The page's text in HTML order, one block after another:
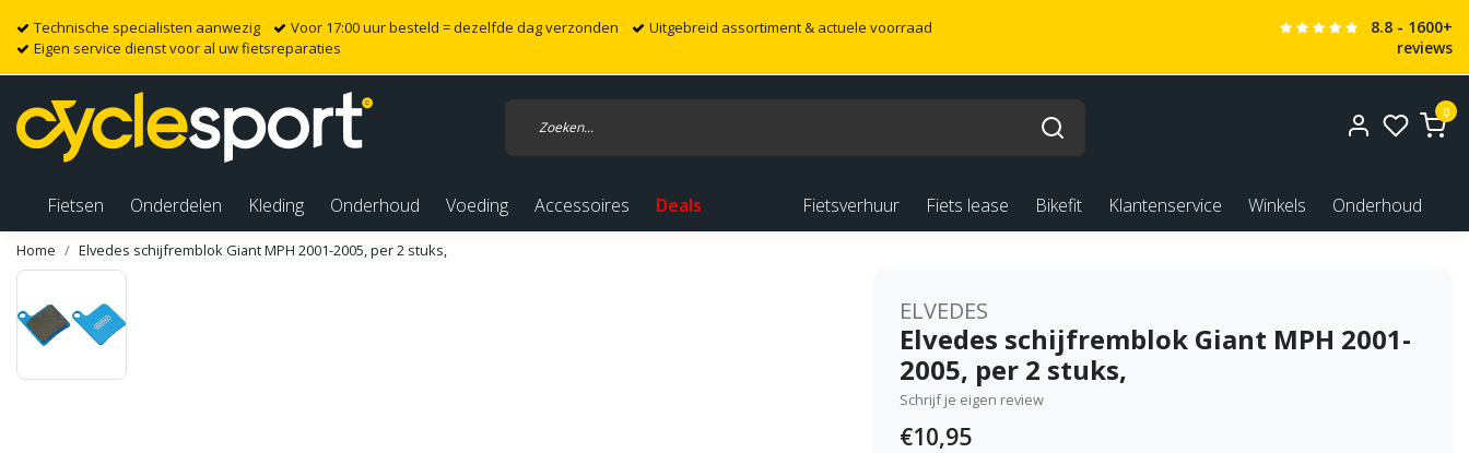
Technische specialisten aanwezig Voor 17:00 uur besteld = dezelfde dag verzonden
Uitgebreid assortiment & actuele voorraad
Eigen service dienst voor al uw fietsreparaties
8.8 - 1600+
reviews
0
Fietsen Onderdelen Kleding Onderhoud Voeding Accessoires Deals Fietsverhuur Fiets lease Bikefit Klantenservice Winkels Onderhoud
Home Elvedes schijfremblok Giant MPH 2001-2005, per 2 stuks,
ELVEDES
Elvedes schijfremblok Giant MPH 2001-
2005, per 2 stuks,
Schrijf je eigen review
€10,95